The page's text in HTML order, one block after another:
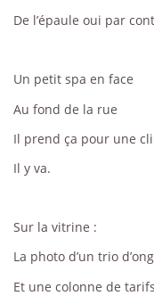
De l’épaule oui par
Un petit spa en face
Au fond de la rue
Il prend ça pour une
Il y va.
Sur la vitrine :
La photo d’un trio
Et une colonne de